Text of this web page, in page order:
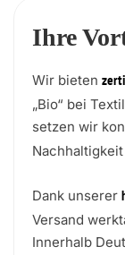
Ihre
Wir bieten
„Bio“ bei
setzen wir
Dank unserer
Versand
Innerhalb